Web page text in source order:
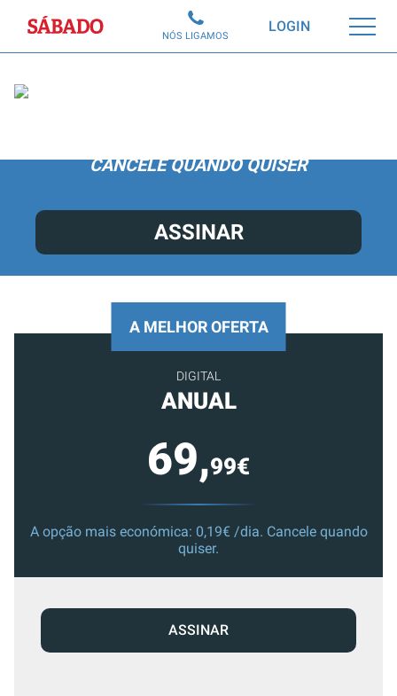
Sábado LOGIN
NÓS LIGAMOS
CANCELE QUANDO QUISER
ASSINAR
A MELHOR OFERTA
DIGITAL
ANUAL
69,99€
A opção mais económica: 0,19€ /dia. Cancele quando
quiser.
ASSINAR